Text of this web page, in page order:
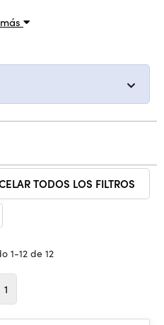
TODOS LOS FILTROS
1-12 de 12
1